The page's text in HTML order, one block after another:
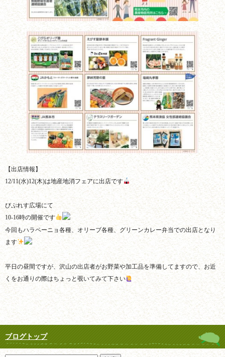
【出店情報】
12/11(水)12(木)は地産地消フェアに出店です
びぷれす広場にて
10-16時の開催です
今回もハラペーニョ各種、オリーブ各種、グリーンカレー弁当での出店となり
ます
平日の昼間ですが、沢山の出店者がお野菜や加工品を準備してますので、お近
くをお通りの際はちょっと覗いてみて下さい
ブログトップ